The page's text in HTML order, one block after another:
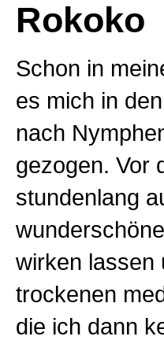
Rokoko
Schon in
es mich in
nach
gezogen. Vor
stundenlang
wirken lassen
trockenen
die ich dann